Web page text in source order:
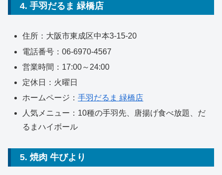
4. 手羽だるま 緑橋店
住所：大阪市東成区中本3-15-20
電話番号：06-6970-4567
営業時間：17:00～24:00
定休日：火曜日
ホームページ：手羽だるま 緑橋店
人気メニュー：10種の手羽先、唐揚げ食べ放題、だ
るまハイボール
5. 焼肉 牛びより